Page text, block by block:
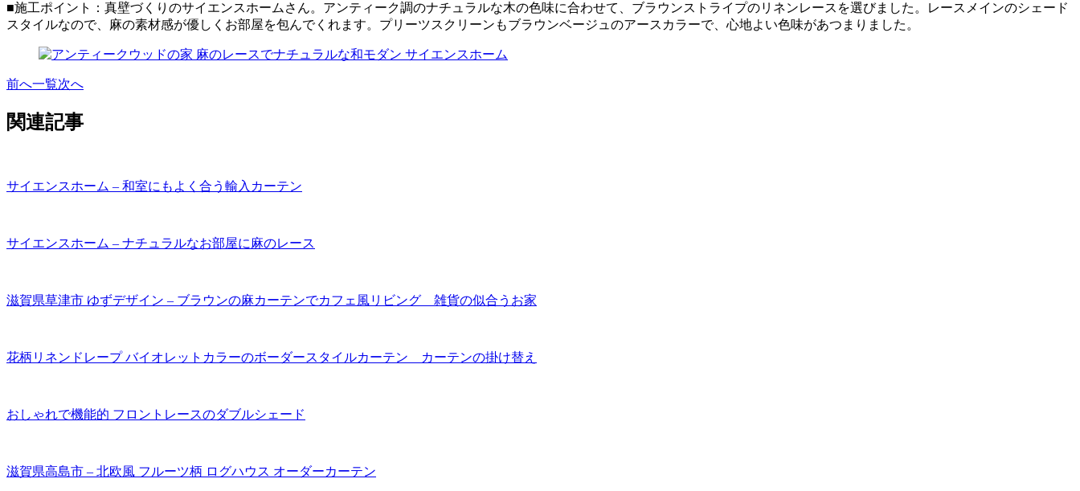
■施工ポイント：真壁づくりのサイエンスホームさん。アンティーク調のナチュラルな木の色味に合わせて、ブラウンストライプのリネンレースを選びました。レースメインのシェード
スタイルなので、麻の素材感が優しくお部屋を包んでくれます。プリーツスクリーンもブラウンベージュのアースカラーで、心地よい色味があつまりました。
前へ一覧次へ
関連記事
サイエンスホーム – 和室にもよく合う輸入カーテン
サイエンスホーム – ナチュラルなお部屋に麻のレース
滋賀県草津市 ゆずデザイン – ブラウンの麻カーテンでカフェ風リビング 雑貨の似合うお家
花柄リネンドレープ バイオレットカラーのボーダースタイルカーテン カーテンの掛け替え
おしゃれで機能的 フロントレースのダブルシェード
滋賀県高島市 – 北欧風 フルーツ柄 ログハウス オーダーカーテン